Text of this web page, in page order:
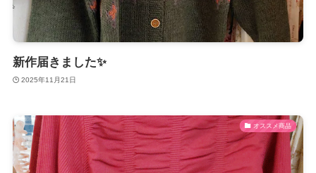
新作届きました✨
2025年11月21日
オススメ商品